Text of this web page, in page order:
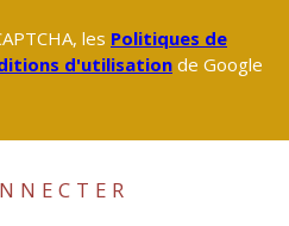
les Politiques de
d'utilisation de Google